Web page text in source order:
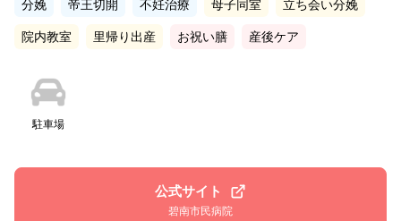
分娩 帝王切開 不妊治療 母子同室 立ち会い分娩
院内教室 里帰り出産 お祝い膳 産後ケア
駐車場
公式サイト
碧南市民病院